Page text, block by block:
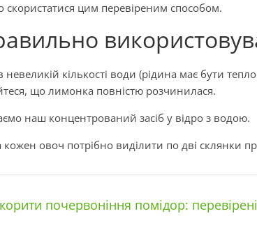
скористатися цим перевіреним способом.
невеликій кількості води (рідина має бути
що лимонка повністю розчинилася.
наш концентрований засіб у відро з водою.
кожен овоч потрібно виділити по дві склянки
почервоніння помідор: